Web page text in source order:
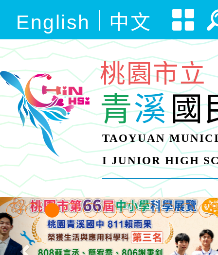
English 中文
桃園市立
青溪國
TAOYUAN
I JUNIOR HIGH